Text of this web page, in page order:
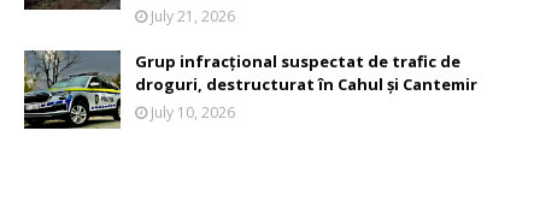
July 21, 2026
Grup infracțional suspectat de trafic de
droguri, destructurat în Cahul și Cantemir
July 10, 2026